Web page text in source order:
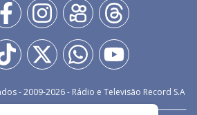
- 2009-2026- Rádio e Televisão Record S.A